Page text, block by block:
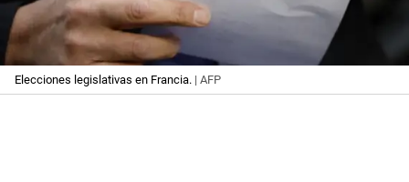
Elecciones legislativas en Francia. | AFP